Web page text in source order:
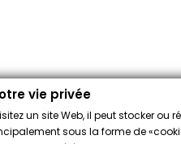
vie privée
un site Web, il peut stocker ou
sous la forme de